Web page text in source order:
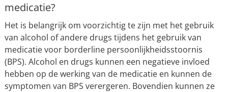
medicatie?
Het is belangrijk om voorzichtig te zijn met het gebruik
van alcohol of andere drugs tijdens het gebruik van
medicatie voor borderline persoonlijkheidsstoornis
(BPS). Alcohol en drugs kunnen een negatieve invloed
hebben op de werking van de medicatie en kunnen de
symptomen van BPS verergeren. Bovendien kunnen ze